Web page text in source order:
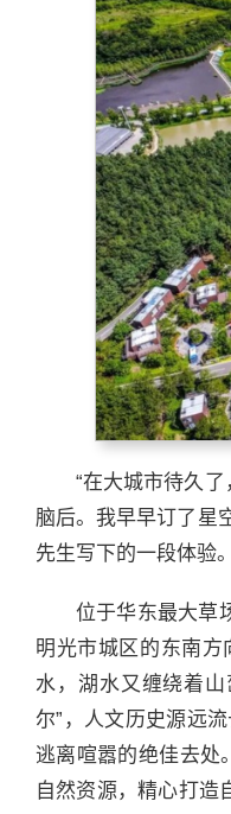
“在大城市待久
脑后。我早早订了星
先生写下的一段体验。
位于华东最大草
明光市城区的东南
水，湖水又缠绕着
尔”，人文历史源远
逃离喧嚣的绝佳去处
自然资源，精心打造